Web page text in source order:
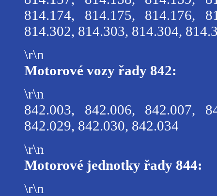
814.174, 814.175, 814.176,
814.302, 814.303, 814.304,
\r\n
Motorové vozy řady 842:
\r\n
842.003, 842.006, 842.007,
842.029, 842.030, 842.034
\r\n
Motorové jednotky řady 844:
\r\n